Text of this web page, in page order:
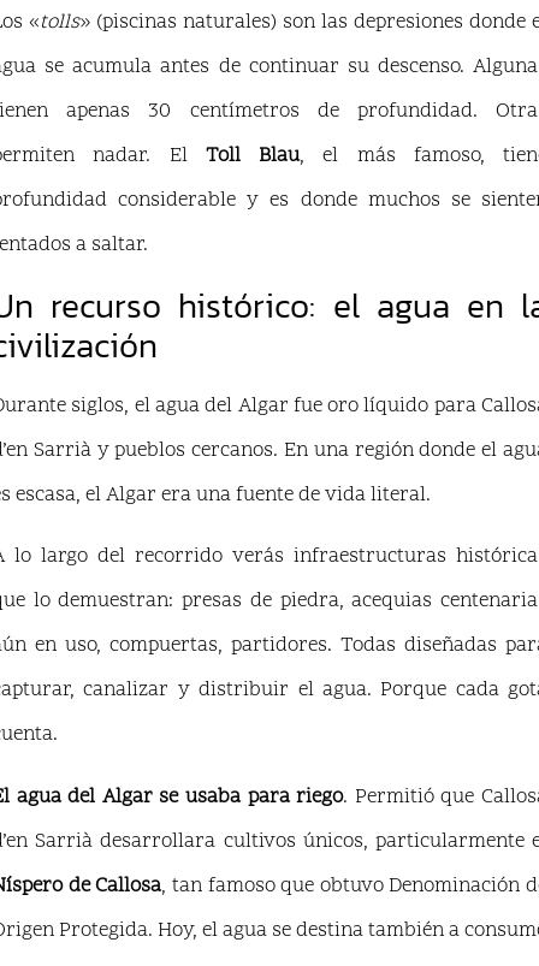
«tolls» (piscinas naturales) son las depresiones donde
se acumula antes de continuar su descenso.
apenas 30 centímetros de profundidad.
nadar. El Toll Blau, el más famoso,
considerable y es donde muchos se
a saltar.
recurso histórico: el agua en
siglos, el agua del Algar fue oro líquido para
Sarrià y pueblos cercanos. En una región donde el
escasa, el Algar era una fuente de vida literal.
lo largo del recorrido verás infraestructuras
lo demuestran: presas de piedra, acequias
en uso, compuertas, partidores. Todas diseñadas
canalizar y distribuir el agua. Porque cada
agua del Algar se usaba para riego. Permitió que
Sarrià desarrollara cultivos únicos, particularmente
de Callosa, tan famoso que obtuvo Denominación
Protegida. Hoy, el agua se destina también a